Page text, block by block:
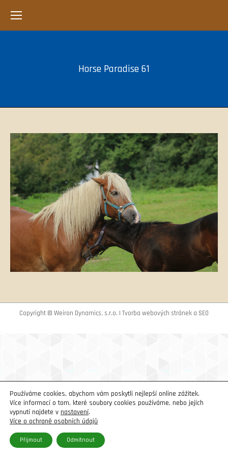
Horse Paradise 61
Copyright © Weiron Dynamics, s.r.o. | Tvorba webových stránek a SEO
Používáme cookies, abychom vám poskytli nejlepší online zážitek.
Více informací o tom, které soubory cookies používáme, nebo jejich
vypnutí najdete v nastavení.
Více o ochraně osobních údajů
Přijmout Odmítnout